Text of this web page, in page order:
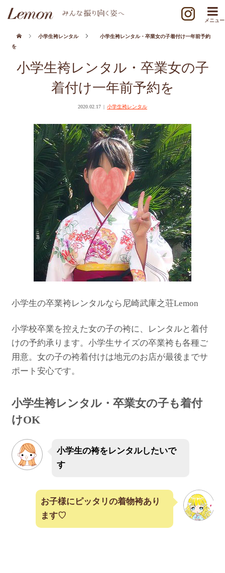
小学生袴レンタル
小学生袴レンタル・卒業女の子着付け一年前予約
を
小学生袴レンタル・卒業女の子
着付け一年前予約を
2020.02.17 小学生袴レンタル
小学生の卒業袴レンタルなら尼崎武庫之荘Lemon
小学校卒業を控えた女の子の袴に、レンタルと着付
けの予約承ります。小学生サイズの卒業袴も各種ご
用意。女の子の袴着付けは地元のお店が最後までサ
ポート安心です。
小学生袴レンタル・卒業女の子も着付
けOK
小学生の袴をレンタルしたいで
す
お子様にピッタリの着物袴あり
ます♡